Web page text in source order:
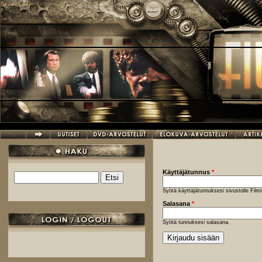
Hyppää pääsisältöön
Hakulomake
Käyttäjätunnus *
Syötä käyttäjätunnuksesi sivustolle
Salasana *
Syötä tunnuksesi salasana.